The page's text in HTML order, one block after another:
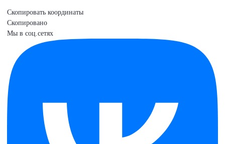
Скопировать координаты
Скопировано
Мы в соц.сетях